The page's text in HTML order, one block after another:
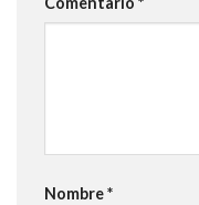
Nombre*